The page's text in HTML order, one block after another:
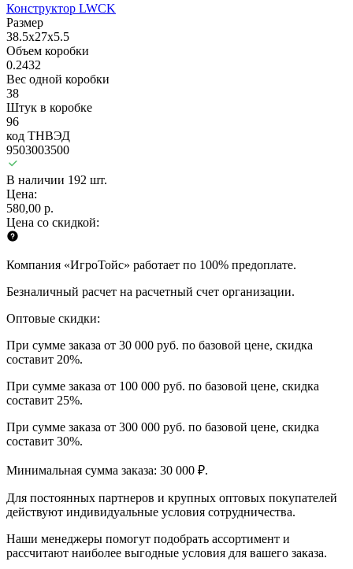
Конструктор LWCK
Размер
38.5x27x5.5
Объем коробки
0.2432
Вес одной коробки
38
Штук в коробке
96
код ТНВЭД
9503003500
В наличии 192 шт.
Цена:
580,00 р.
Цена со скидкой:
Компания «ИгроТойс» работает по 100% предоплате.
Безналичный расчет на расчетный счет организации.
Оптовые скидки:
При сумме заказа от 30 000 руб. по базовой цене, скидка
составит 20%.
При сумме заказа от 100 000 руб. по базовой цене, скидка
составит 25%.
При сумме заказа от 300 000 руб. по базовой цене, скидка
составит 30%.
Минимальная сумма заказа: 30 000 ₽.
Для постоянных партнеров и крупных оптовых покупателей
действуют индивидуальные условия сотрудничества.
Наши менеджеры помогут подобрать ассортимент и
рассчитают наиболее выгодные условия для вашего заказа.